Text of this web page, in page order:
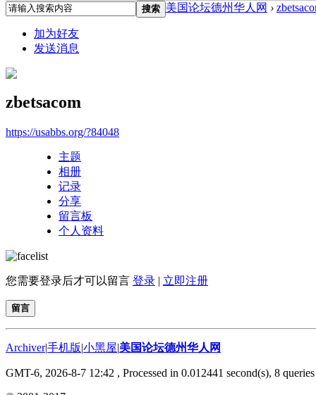
搜索 美国论坛德州华人网 ›
加为好友
发送消息
zbetsacom
https://usabbs.org/?84048
主题
相册
记录
分享
留言板
个人资料
您需要登录后才可以留言 登录 | 立即注册
留言
Archiver|手机版|小黑屋|美国论坛德州华人网
GMT-6, 2026-8-7 12:42 , Processed in 0.012441 second(s), 8